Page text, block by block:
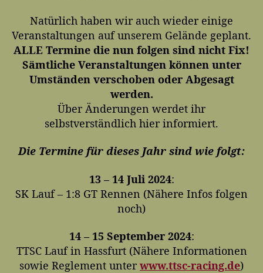
Natürlich haben wir auch wieder einige
Veranstaltungen auf unserem Gelände geplant.
ALLE Termine die nun folgen sind nicht Fix!
Sämtliche Veranstaltungen können unter
Umständen verschoben oder Abgesagt
werden.
Über Änderungen werdet ihr
selbstverständlich hier informiert.
Die Termine für dieses Jahr sind wie folgt:
13 – 14 Juli 2024:
SK Lauf – 1:8 GT Rennen (Nähere Infos folgen
noch)
14 – 15 September 2024:
TTSC Lauf in Hassfurt (Nähere Informationen
sowie Reglement unter www.ttsc-racing.de)